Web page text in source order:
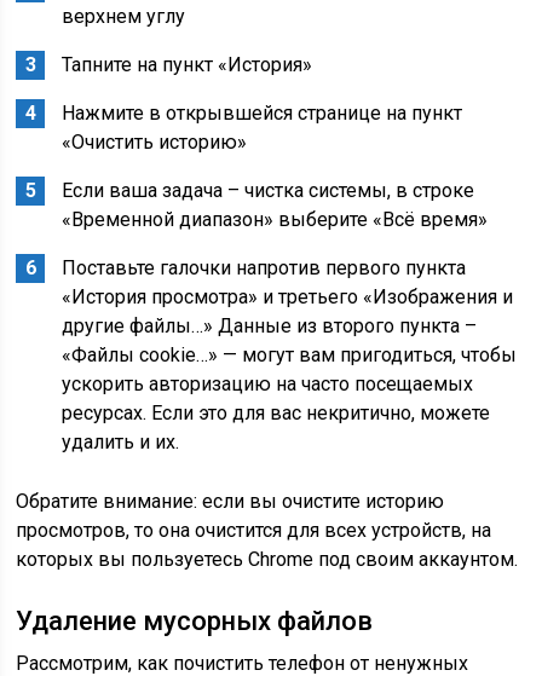
верхнем углу
Тапните на пункт «История»
Нажмите в открывшейся странице на пункт
«Очистить историю»
Если ваша задача – чистка системы, в строке
«Временной диапазон» выберите «Всё время»
Поставьте галочки напротив первого пункта
«История просмотра» и третьего «Изображения и
другие файлы…» Данные из второго пункта –
«Файлы cookie…» — могут вам пригодиться, чтобы
ускорить авторизацию на часто посещаемых
ресурсах. Если это для вас некритично, можете
удалить и их.
Обратите внимание: если вы очистите историю
просмотров, то она очистится для всех устройств, на
которых вы пользуетесь Chrome под своим аккаунтом.
Удаление мусорных файлов
Рассмотрим, как почистить телефон от ненужных